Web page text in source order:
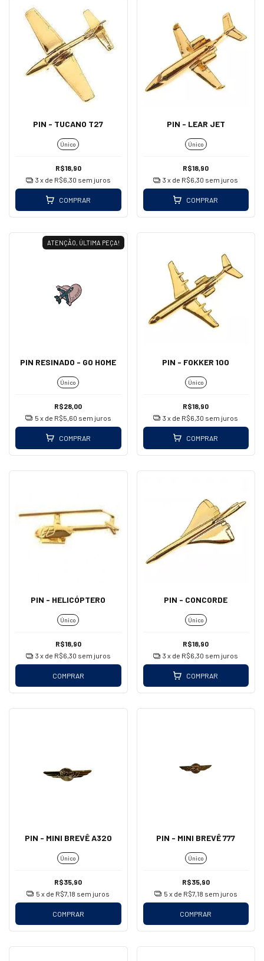
PIN - TUCANO T27
Único
R$18,90
3 x de R$6,30 sem juros
COMPRAR
PIN - LEAR JET
Único
R$18,90
3 x de R$6,30 sem juros
COMPRAR
ATENÇÃO, ÚLTIMA PEÇA!
PIN RESINADO - GO HOME
Único
R$28,00
5 x de R$5,60 sem juros
COMPRAR
PIN - FOKKER 100
Único
R$18,90
3 x de R$6,30 sem juros
COMPRAR
PIN - HELICÓPTERO
Único
R$18,90
3 x de R$6,30 sem juros
COMPRAR
PIN - CONCORDE
Único
R$18,90
3 x de R$6,30 sem juros
COMPRAR
PIN - MINI BREVÊ A320
Único
R$35,90
5 x de R$7,18 sem juros
COMPRAR
PIN - MINI BREVÊ 777
Único
R$35,90
5 x de R$7,18 sem juros
COMPRAR